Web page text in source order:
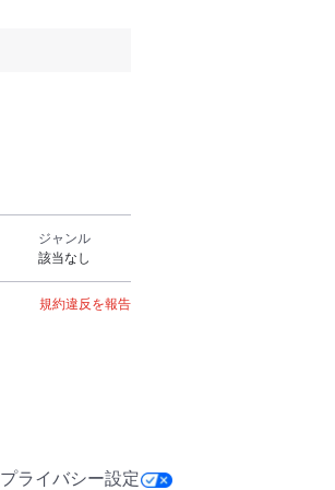
ジャンル
該当なし
規約違反を報告
プライバシー設定